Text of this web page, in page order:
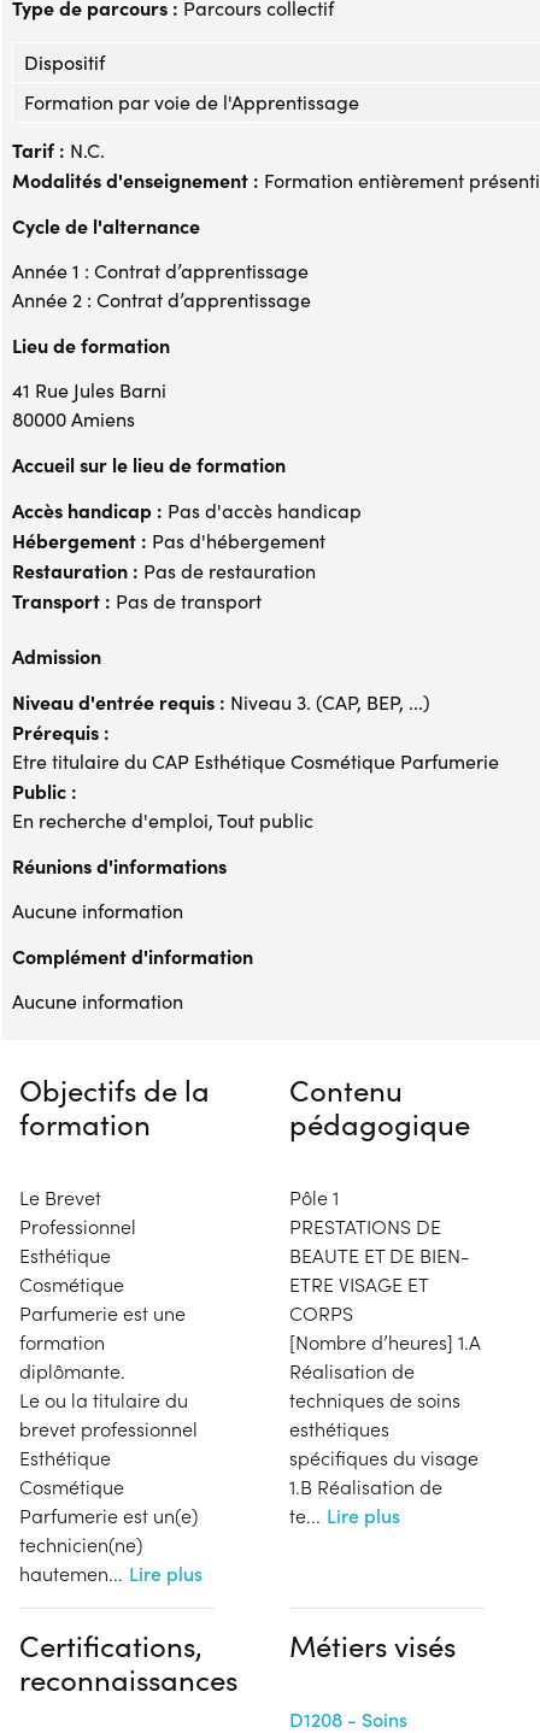
Type de parcours : Parcours collectif
Dispositif
Formation par voie de l'Apprentissage
Tarif : N.C.
Modalités d'enseignement : Formation entièrement
Cycle de l'alternance
Année 1 : Contrat d’apprentissage
Année 2 : Contrat d’apprentissage
Lieu de formation
41 Rue Jules Barni
80000 Amiens
Accueil sur le lieu de formation
Accès handicap : Pas d'accès handicap
Hébergement : Pas d'hébergement
Restauration : Pas de restauration
Transport : Pas de transport
Admission
Niveau d'entrée requis : Niveau 3. (CAP, BEP, ...)
Prérequis :
Etre titulaire du CAP Esthétique Cosmétique Parfumerie
Public :
En recherche d'emploi, Tout public
Réunions d'informations
Aucune information
Complément d'information
Aucune information
Objectifs de la
formation
Le Brevet
Professionnel
Esthétique
Cosmétique
Parfumerie est une
formation
diplômante.
Le ou la titulaire du
brevet professionnel
Esthétique
Cosmétique
Parfumerie est un(e)
technicien(ne)
hautemen... Lire plus
Contenu
pédagogique
Pôle 1
PRESTATIONS DE
BEAUTE ET DE BIEN-
ETRE VISAGE ET
CORPS
[Nombre d’heures] 1.A
Réalisation de
techniques de soins
esthétiques
spécifiques du visage
1.B Réalisation de
te... Lire plus
Certifications,
reconnaissances
Métiers visés
D1208 - Soins